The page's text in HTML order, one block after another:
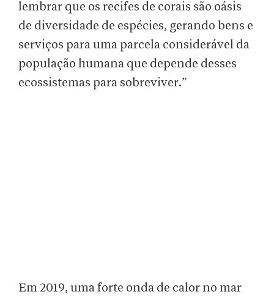
lembrar que os recifes de corais são oásis
de diversidade de espécies, gerando bens e
serviços para uma parcela considerável da
população humana que depende desses
ecossistemas para sobreviver.”
Em 2019, uma forte onda de calor no mar